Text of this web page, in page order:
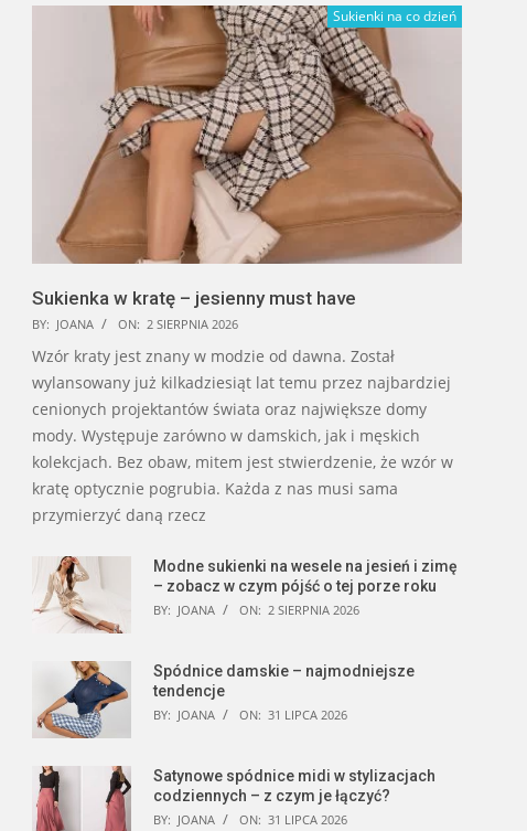
Sukienki na co dzień
Sukienka w kratę – jesienny must have
BY: JOANA ON: 2 SIERPNIA 2026
Wzór kraty jest znany w modzie od dawna. Został
wylansowany już kilkadziesiąt lat temu przez najbardziej
cenionych projektantów świata oraz największe domy
mody. Występuje zarówno w damskich, jak i męskich
kolekcjach. Bez obaw, mitem jest stwierdzenie, że wzór w
kratę optycznie pogrubia. Każda z nas musi sama
przymierzyć daną rzecz
Modne sukienki na wesele na jesień i zimę
– zobacz w czym pójść o tej porze roku
BY: JOANA ON: 2 SIERPNIA 2026
Spódnice damskie – najmodniejsze
tendencje
BY: JOANA ON: 31 LIPCA 2026
Satynowe spódnice midi w stylizacjach
codziennych – z czym je łączyć?
BY: JOANA ON: 31 LIPCA 2026